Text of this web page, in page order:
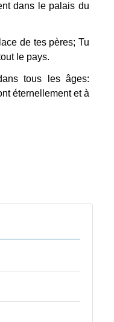
dans le palais du
de tes pères; Tu
le pays.
tous les âges:
éternellement et à